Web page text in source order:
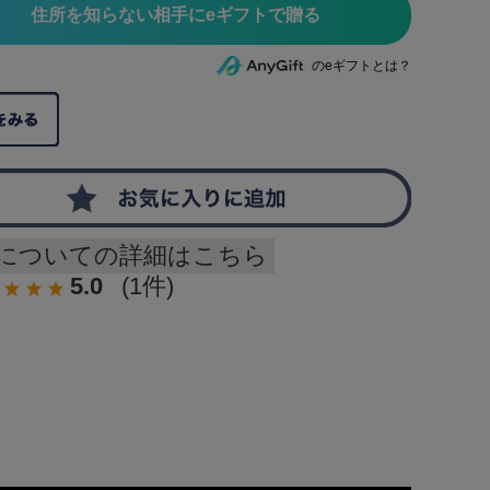
住所を知らない相手にeギフトで贈る
のeギフトとは？
ついての詳細はこちら
5.0
(1件)